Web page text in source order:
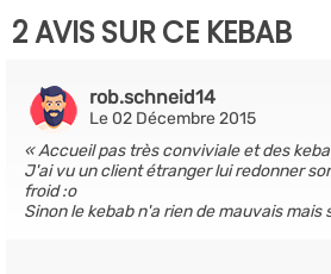
2 AVIS SUR CE KEBAB
rob.schneid14
Le 02 Décembre 2015
Accueil pas très conviviale et des
J'ai vu un client étranger lui redonner
froid :o
Sinon le kebab n'a rien de mauvais mais